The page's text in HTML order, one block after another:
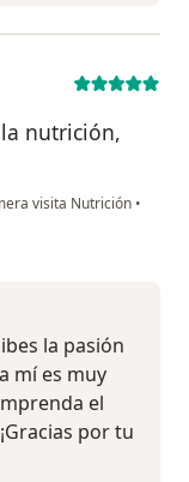
nutrición,
visita Nutrición •
la pasión
mí es muy
el
por tu